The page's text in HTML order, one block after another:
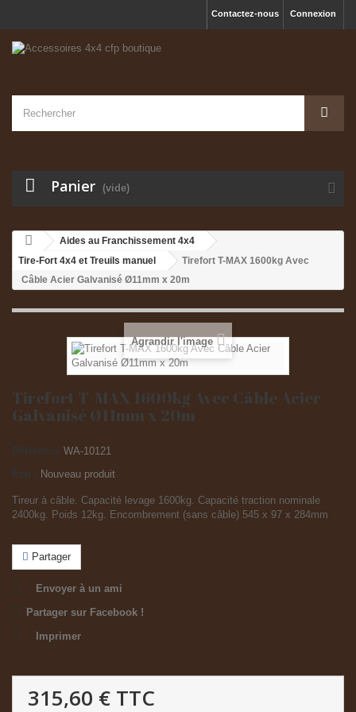
Connexion
Contactez-nous
Panier (vide)
Aides au Franchissement 4x4
Tire-Fort 4x4 et Treuils manuel
Tirefort T-MAX 1600kg Avec
Câble Acier Galvanisé Ø11mm x 20m
Agrandir l'image
Tirefort T-MAX 1600kg Avec Câble Acier
Galvanisé Ø11mm x 20m
Référence
WA-10121
Nouveau produit
Tireur à câble. Capacité levage 1600kg. Capacité traction nominale
2400kg. Poids 12kg. Encombrement (sans câble) 545 x 97 x 284mm
Partager
Envoyer à un ami
Partager sur Facebook !
Imprimer
315,60 € TTC